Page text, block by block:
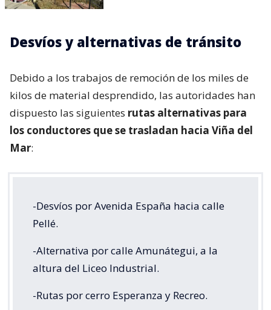
Desvíos y alternativas de tránsito
Debido a los trabajos de remoción de los miles de
kilos de material desprendido, las autoridades han
dispuesto las siguientes rutas alternativas para
los conductores que se trasladan hacia Viña del
Mar:
-Desvíos por Avenida España hacia calle
Pellé.
-Alternativa por calle Amunátegui, a la
altura del Liceo Industrial.
-Rutas por cerro Esperanza y Recreo.